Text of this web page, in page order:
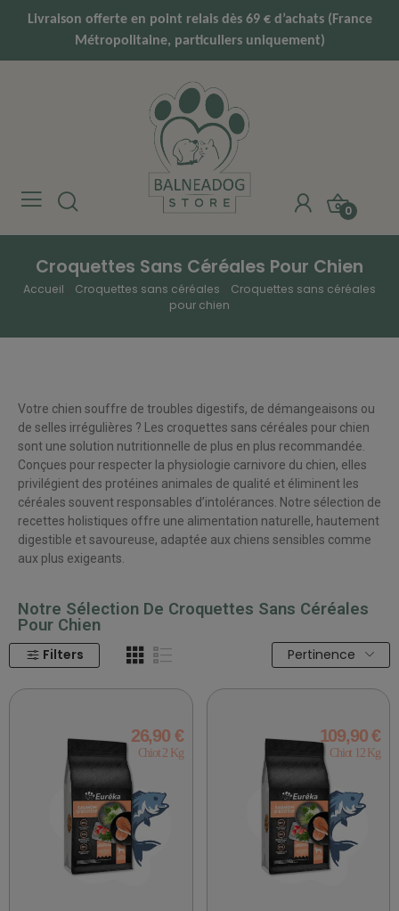
Livraison offerte en point relais dès 69 € d’achats (France
Métropolitaine, particuliers uniquement)
0
Croquettes Sans Céréales Pour Chien
Accueil Croquettes sans céréales
Croquettes sans céréales
pour chien
Votre chien souffre de troubles digestifs, de démangeaisons ou
de selles irrégulières ? Les croquettes sans céréales pour chien
sont une solution nutritionnelle de plus en plus recommandée.
Conçues pour respecter la physiologie carnivore du chien, elles
privilégient des protéines animales de qualité et éliminent les
céréales souvent responsables d’intolérances. Notre sélection de
recettes holistiques offre une alimentation naturelle, hautement
digestible et savoureuse, adaptée aux chiens sensibles comme
aux plus exigeants.
Notre Sélection De Croquettes Sans Céréales
Pour Chien
Filters Pertinence
26,90 €
Chiot 2 Kg
109,90 €
Chiot 12 Kg